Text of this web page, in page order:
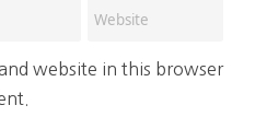
website in this browser